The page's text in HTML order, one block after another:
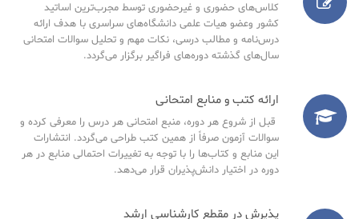
کلاس‌های حضوری و غیرحضوری توسط مجرب‌ترین اساتید
کشور وعضو هیات علمی دانشگاه‌های سراسری با هدف ارائه
درس‌نامه‌ و مطالب درسی، نکات مهم و تحلیل سوالات امتحانی
سال‌های گذشته دوره‌های فراگیر برگزار می‌گردد.
ارائه کتب و منابع امتحانی
قبل از شروع هر دوره، منبع امتحانی هر درس را معرفی کرده و
سوالات آزمون صرفاً از همین کتب طراحی می‌گردد. انتشارات
این منابع و کتاب‌ها را با توجه به تغییرات احتمالی منابع در هر
دوره در اختیار دانش‌پذیران قرار می‌دهد.
پذیرش در مقطع کارشناسی ارشد